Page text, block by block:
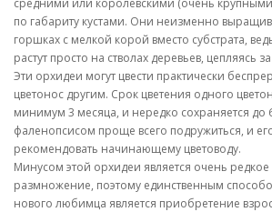
средними или королевскими (очень
по габариту кустами. Они неизменно
горшках с мелкой корой вместо субстрата,
растут просто на стволах деревьев, цепляясь
Эти орхидеи могут цвести практически
цветонос другим. Срок цветения одного
минимум 3 месяца, и нередко сохраняется до
фаленопсисом проще всего подружиться, и
рекомендовать начинающему цветоводу.
Минусом этой орхидеи является очень
размножение, поэтому единственным
нового любимца является приобретение